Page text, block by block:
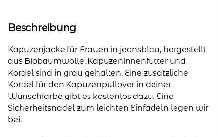
jeans
Beschreibung
Kapuzenjacke für Frauen in jeansblau, hergestellt
aus Biobaumwolle. Kapuzeninnenfutter und
Kordel sind in grau gehalten. Eine zusätzliche
Kordel für den Kapuzenpullover in deiner
Wunschfarbe gibt es kostenlos dazu. Eine
Sicherheitsnadel zum leichten Einfädeln legen wir
bei.